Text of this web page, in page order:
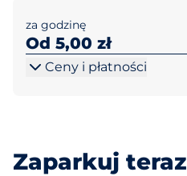
za godzinę
Od 5,00 zł
Ceny i płatności
Zaparkuj teraz